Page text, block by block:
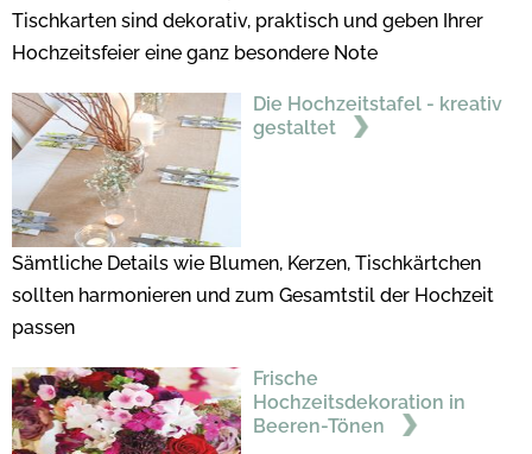
Tischkarten sind dekorativ, praktisch und geben Ihrer
Hochzeitsfeier eine ganz besondere Note
Die Hochzeitstafel - kreativ
gestaltet
Sämtliche Details wie Blumen, Kerzen, Tischkärtchen
sollten harmonieren und zum Gesamtstil der Hochzeit
passen
Frische
Hochzeitsdekoration in
Beeren-Tönen